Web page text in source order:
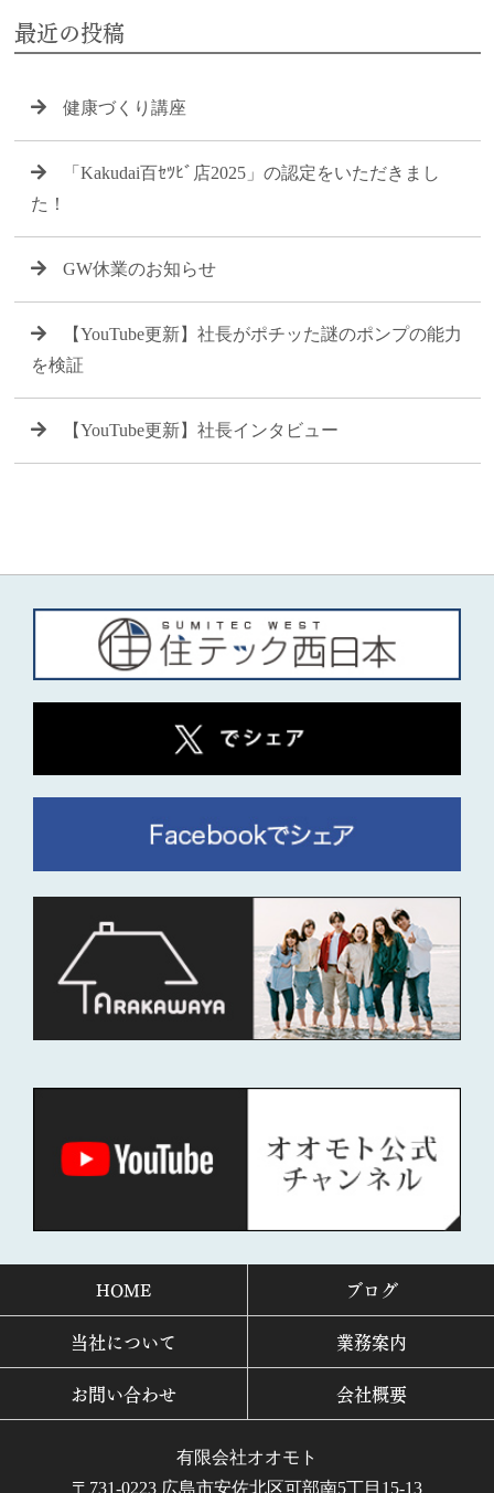
最近の投稿
健康づくり講座
「Kakudai百ｾﾂﾋﾞ店2025」の認定をいただきまし
た！
GW休業のお知らせ
【YouTube更新】社長がポチッた謎のポンプの能力
を検証
【YouTube更新】社長インタビュー
HOME
ブログ
当社について
業務案内
お問い合わせ
会社概要
有限会社オオモト
〒731-0223 広島市安佐北区可部南5丁目15-13